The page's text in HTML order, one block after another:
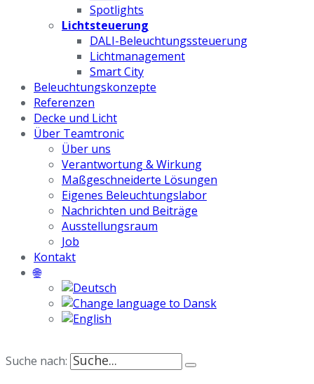
Spotlights
Lichtsteuerung
DALI-Beleuchtungssteuerung
Lichtmanagement
Smart City
Beleuchtungskonzepte
Referenzen
Decke und Licht
Über Teamtronic
Über uns
Verantwortung & Wirkung
Maßgeschneiderte Lösungen
Eigenes Beleuchtungslabor
Nachrichten und Beiträge
Ausstellungsraum
Job
Kontakt
🌐
Suche nach: